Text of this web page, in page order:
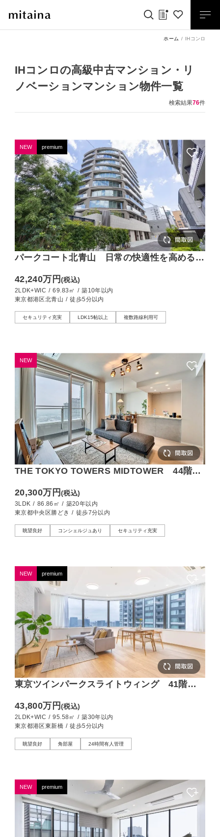
ホーム IHコンロ
IHコンロの高級中古マンション・リ
ノベーションマンション物件一覧
検索結果76件
NEW premium
パークコート北青山 日常の快適性を高める最
42,240万円(税込)
2LDK+WIC / 69.83㎡ / 築10年以内
東京都港区北青山 / 徒歩5分以内
セキュリティ充実 LDK15帖以上 複数路線利用可
NEW
THE TOKYO TOWERS MIDTOWER 44階部
20,300万円(税込)
3LDK / 86.86㎡ / 築20年以内
東京都中央区勝どき / 徒歩7分以内
眺望良好 コンシェルジュあり セキュリティ充実
NEW premium
東京ツインパークスライトウィング 41階か
43,800万円(税込)
2LDK+WIC / 95.58㎡ / 築30年以内
東京都港区東新橋 / 徒歩5分以内
眺望良好 角部屋 24時間有人管理
NEW premium